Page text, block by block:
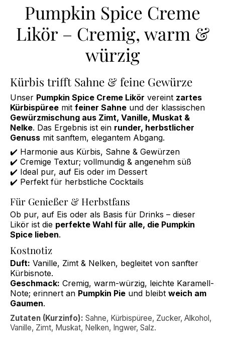
Pumpkin Spice Creme
Likör – Cremig, warm &
würzig
Kürbis trifft Sahne & feine Gewürze
Unser Pumpkin Spice Creme Likör vereint zartes
Kürbispüree mit feiner Sahne und der klassischen
Gewürzmischung aus Zimt, Vanille, Muskat &
Nelke. Das Ergebnis ist ein runder, herbstlicher
Genuss mit sanftem, elegantem Abgang.
✔️ Harmonie aus Kürbis, Sahne & Gewürzen
✔️ Cremige Textur; vollmundig & angenehm süß
✔️ Ideal pur, auf Eis oder im Dessert
✔️ Perfekt für herbstliche Cocktails
Für Genießer & Herbstfans
Ob pur, auf Eis oder als Basis für Drinks – dieser
Likör ist die perfekte Wahl für alle, die Pumpkin
Spice lieben.
Kostnotiz
Duft: Vanille, Zimt & Nelken, begleitet von sanfter
Kürbisnote.
Geschmack: Cremig, warm-würzig, leichte Karamell-
Note; erinnert an Pumpkin Pie und bleibt weich am
Gaumen.
Zutaten (Kurzinfo): Sahne, Kürbispüree, Zucker, Alkohol,
Vanille, Zimt, Muskat, Nelken, Ingwer, Salz.